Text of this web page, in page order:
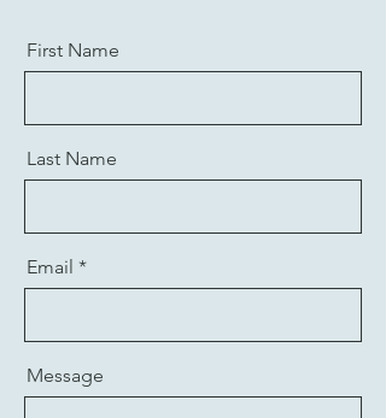
First Name
Last Name
Email
Message